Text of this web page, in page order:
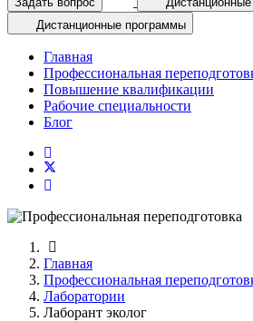
Дистанционные программы
Главная
Профессиональная
Повышение квалификации
Рабочие специальности
Блог
Главная
Профессиональная
Лаборатории
Лаборант эколог